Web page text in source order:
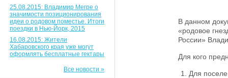
25.08.2015: Владимир Мегре о
значимости позиционирования
идеи о родовом поместье. Итоги
поездки в Нью-Йорк, 2015
16.08.2015: Жители
Хабаровского края уже могут
оформлять бесплатные гектары
Все новости »
В данном
«родовое
России»
Для кого
Для